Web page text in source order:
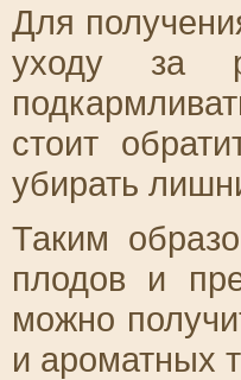
Для
уходу за
стоит
убирать
Таким
плодов и
можно
и ароматных